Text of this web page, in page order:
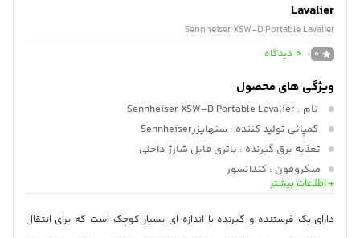
Lavalier
Sennheiser XSW-D Portable Lavalier
0
0 دیدگاه
ویژگی های محصول
نام : Sennheiser XSW-D Portable Lavalier
کمپانی تولید کننده : سنهایزرSennheiser
تغذیه برق گیرنده : باتری قابل شارژ داخلی
میکروفون : کندانسور
کپسول: تک وجهی
تغذیه برق فرستنده
دیافراگم:
: کوچک
+ اطلاعات بیشتر
دارای یک فرستنده و گیرنده با اندازه ای بسیار کوچک است که برای انتقال